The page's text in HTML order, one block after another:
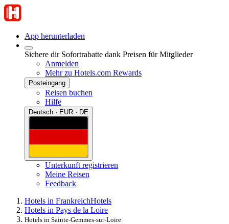
App herunterladen
Sichere dir Sofortrabatte dank Preisen für Mitglieder
Anmelden
Mehr zu Hotels.com Rewards
Posteingang
Reisen buchen
Hilfe
Deutsch · EUR · DE
Unterkunft registrieren
Meine Reisen
Feedback
Hotels in FrankreichHotels
Hotels in Pays de la Loire
Hotels in Sainte-Gemmes-sur-Loire